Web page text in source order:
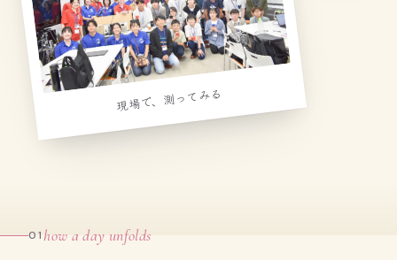
現場で、測ってみる
01 how a day unfolds